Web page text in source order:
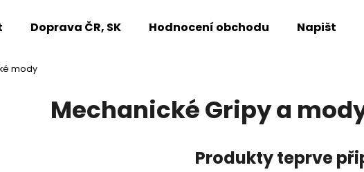
Doprava ČR, SK Hodnocení obchodu Napište
mody
Mechanické Gripy a
Produkty teprve
HLEDAT